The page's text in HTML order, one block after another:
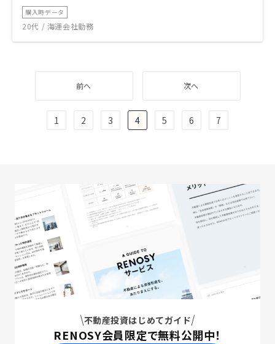
購入時データ
20代 / 海運会社勤務
前へ 次へ
1 2 3 4 5 6 7
不動産投資はじめてガイド
RENOSY会員限定で無料公開中！